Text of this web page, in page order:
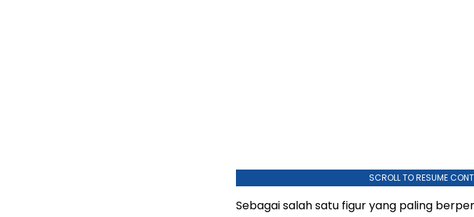
SCROLL TO RESUME
Sebagai salah satu figur yang paling